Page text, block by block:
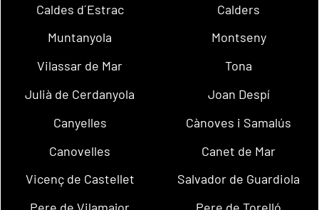
Caldes d´Estrac
Calders
Muntanyola
Montseny
Vilassar de Mar
Tona
Julià de Cerdanyola
Joan Despí
Canyelles
Cànoves i Samalús
Canovelles
Canet de Mar
Vicenç de Castellet
Salvador de Guardiola